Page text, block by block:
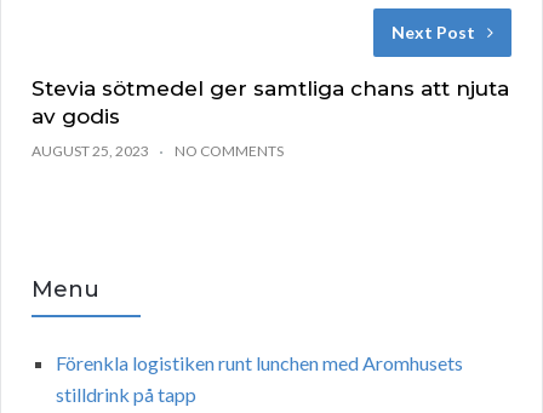
Next Post
Stevia sötmedel ger samtliga chans att njuta
av godis
AUGUST 25, 2023 NO COMMENTS
Menu
Förenkla logistiken runt lunchen med Aromhusets
stilldrink på tapp